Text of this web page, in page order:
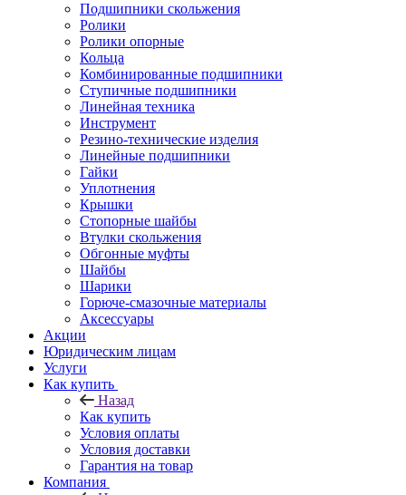
Подшипники скольжения
Ролики
Ролики опорные
Кольца
Комбинированные подшипники
Ступичные подшипники
Линейная техника
Инструмент
Резино-технические изделия
Линейные подшипники
Гайки
Уплотнения
Крышки
Стопорные шайбы
Втулки скольжения
Обгонные муфты
Шайбы
Шарики
Горюче-смазочные материалы
Аксессуары
Акции
Юридическим лицам
Услуги
Как купить
Назад
Как купить
Условия оплаты
Условия доставки
Гарантия на товар
Компания